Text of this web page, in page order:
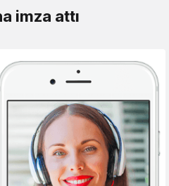
imza attı